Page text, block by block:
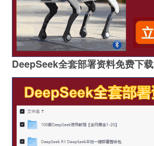
DeepSeek全套部署资料免费下载